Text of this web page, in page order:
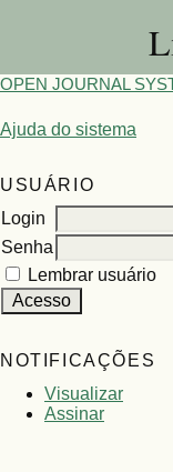
OPEN JOURNAL
Ajuda do sistema
USUÁRIO
Login
Senha
Lembrar usuário
NOTIFICAÇÕES
Visualizar
Assinar